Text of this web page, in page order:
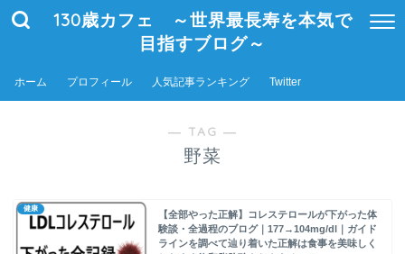
130歳カフェ ～世界最長寿を本気で
目指すブログ～
ホーム プロフィール 人気記事ランキング Twitter
― TAG ―
野菜
健康
【全部やった正解】コレステロールが下がった体
験談・全過程のブログ｜177→104mg/dl｜ガイド
ラインを調べて辿り着いた正解は食事を美味しく